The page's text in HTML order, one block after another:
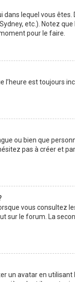
lequel vous êtes.
etc.). Notez
pour le faire.
est toujours
ou bien que
pas à créer
vous consultez
le forum. La
un avatar en